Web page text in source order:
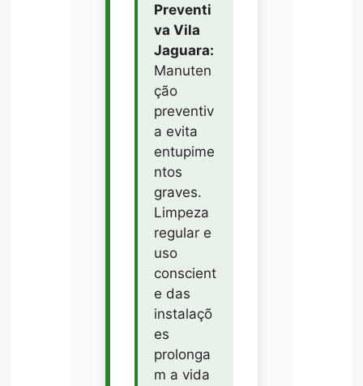
Preventi
va Vila
Jaguara:
Manuten
ção
preventiv
a evita
entupime
ntos
graves.
Limpeza
regular e
uso
conscient
e das
instalaçõ
es
prolonga
m a vida